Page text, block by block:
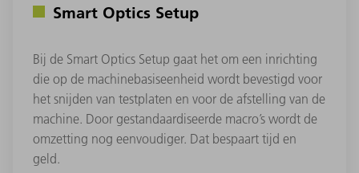
Smart Optics Setup
Bij de Smart Optics Setup gaat het om een inrichting
die op de machinebasiseenheid wordt bevestigd voor
het snijden van testplaten en voor de afstelling van de
machine. Door gestandaardiseerde macro’s wordt de
omzetting nog eenvoudiger. Dat bespaart tijd en
geld.